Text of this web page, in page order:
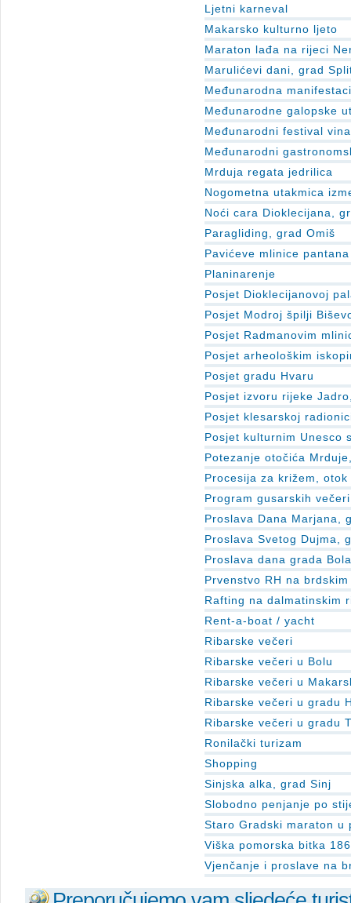
Ljetni karneval
Makarsko kulturno ljeto
Maraton lađa na rijeci
Marulićevi dani, grad
Međunarodna
Međunarodne galopske
Međunarodni festival
Međunarodni
Mrduja regata jedrilica
Nogometna utakmica
Noći cara Dioklecijana,
Paragliding, grad Omiš
Pavićeve mlinice pantana
Planinarenje
Posjet Dioklecijanovoj
Posjet Modroj špilji
Posjet Radmanovim
Posjet arheološkim
Posjet gradu Hvaru
Posjet izvoru rijeke
Posjet klesarskoj
Posjet kulturnim Unesco
Potezanje otočića
Procesija za križem, otok
Program gusarskih
Proslava Dana Marjana,
Proslava Svetog Dujma,
Proslava dana grada Bola
Prvenstvo RH na
Rafting na dalmatinskim
Rent-a-boat / yacht
Ribarske večeri
Ribarske večeri u Bolu
Ribarske večeri u
Ribarske večeri u gradu
Ribarske večeri u gradu
Ronilački turizam
Shopping
Sinjska alka, grad Sinj
Slobodno penjanje po
Staro Gradski maraton u
Viška pomorska bitka
Vjenčanje i proslave na